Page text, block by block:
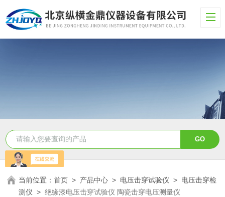
当前位置：首页 > 产品中心 > 电压击穿试验仪 > 电压击穿检
测仪 >绝缘漆电压击穿试验仪 陶瓷击穿电压测量仪